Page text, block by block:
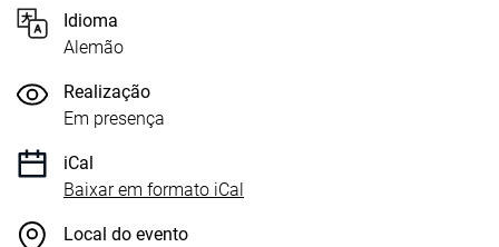
Idioma
Alemão
Realização
Em presença
iCal
Baixar em formato iCal
Local do evento